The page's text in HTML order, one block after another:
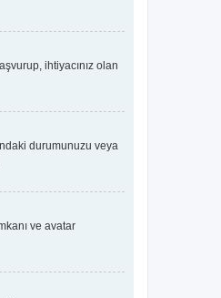
ihtiyacınız olan
durumunuzu veya
ve avatar